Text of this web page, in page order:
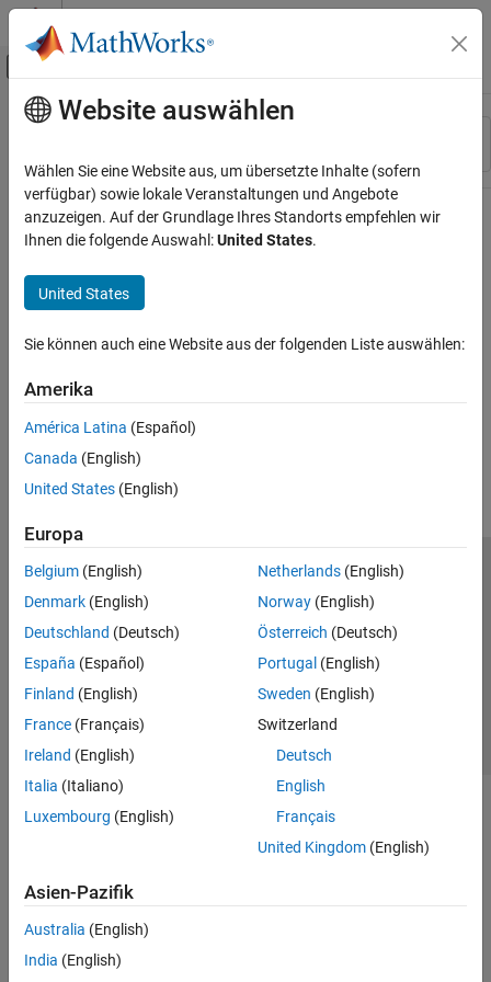
Weiter zum Inhalt
Umschaltung für Off-Canvas-
Ressource
Hauptinhalt
Website auswählen
Wählen Sie eine Website aus, um übersetzte Inhalte (sofern
verfügbar) sowie lokale Veranstaltungen und Angebote
anzuzeigen. Auf der Grundlage Ihres Standorts empfehlen wir
Ihnen die folgende Auswahl:United States.
United States
Sie können auch eine Website aus der folgenden Liste auswählen:
Amerika
América Latina (Español)
Canada (English)
United States (English)
Europa
Belgium (English)
Denmark (English)
Deutschland (Deutsch)
España (Español)
Finland (English)
France (Français)
Ireland (English)
Italia (Italiano)
Luxembourg (English)
Netherlands(English)
Norway(English)
Österreich (Deutsch)
Portugal (English)
Sweden (English)
Switzerland
Deutsch
English
Français
United Kingdom(English)
Asien-Pazifik
Australia (English)
India (English)
Trust Center
Datenschutz-Richtlinien
Datendiebstahl verhindern
Status von Anwendungen
© 1994-2026 The MathWorks, Inc.
Website auswählen
Deutschland